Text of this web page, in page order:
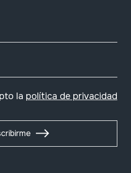
la política de privacidad